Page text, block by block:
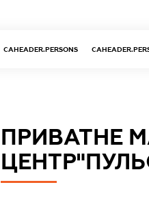
CAHEADER.PERSONS
ПРИВАТНЕ